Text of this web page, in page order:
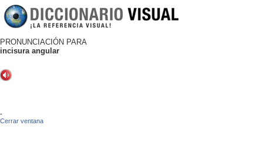
PRONUNCIACIÓN PARA
incisura angular
-
Cerrar ventana